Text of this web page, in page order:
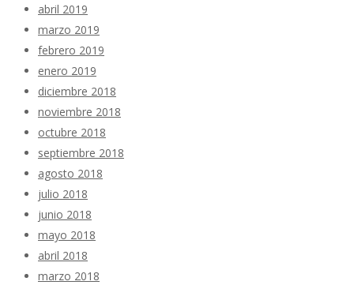
abril 2019
marzo 2019
febrero 2019
enero 2019
diciembre 2018
noviembre 2018
octubre 2018
septiembre 2018
agosto 2018
julio 2018
junio 2018
mayo 2018
abril 2018
marzo 2018